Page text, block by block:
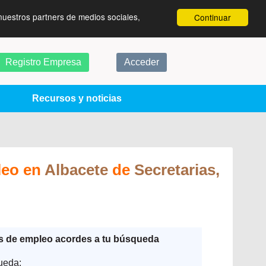
Continuar
partners de medios sociales,
Registro Empresa Acceder
Recursos y noticias
en Albacete de Secretarias,
de empleo acordes a tu búsqueda